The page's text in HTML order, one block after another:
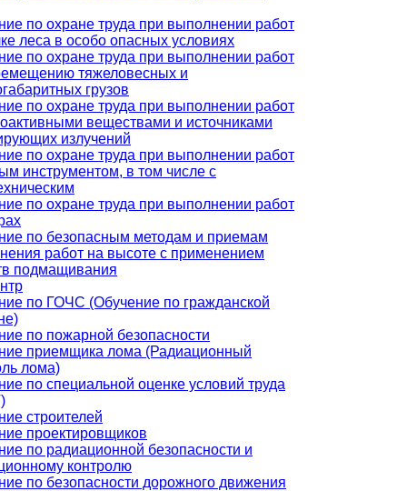
по охране труда при выполнении работ
леса в особо опасных условиях
по охране труда при выполнении работ
тяжеловесных и
грузов
по охране труда при выполнении работ
веществами и источниками
излучений
по охране труда при выполнении работ
инструментом, в том числе с
по охране труда при выполнении работ
по безопасным методам и приемам
работ на высоте с применением
подмащивания
по ГОЧС (Обучение по гражданской
по пожарной безопасности
приемщика лома (Радиационный
лома)
по специальной оценке условий труда
строителей
проектировщиков
по радиационной безопасности и
контролю
по безопасности дорожного движения